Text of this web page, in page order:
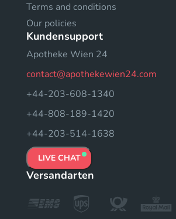
Terms and conditions
Our policies
Kundensupport
Apotheke Wien 24
contact@apothekewien24.com
+44-203-608-1340
+44-808-189-1420
+44-203-514-1638
LIVE CHAT
Versandarten